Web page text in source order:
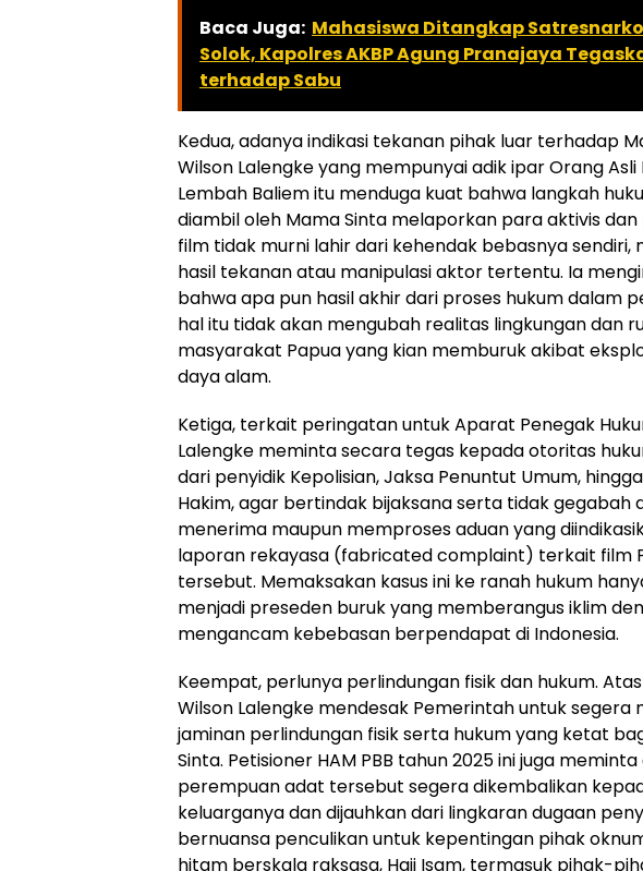
Baca Juga: Mahasiswa Ditangkap
Solok, Kapolres AKBP Agung Pranajaya
terhadap Sabu
Kedua, adanya indikasi tekanan pihak luar terhadap
Wilson Lalengke yang mempunyai adik ipar Orang Asli
Lembah Baliem itu menduga kuat bahwa langkah
diambil oleh Mama Sinta melaporkan para aktivis
film tidak murni lahir dari kehendak bebasnya sendiri,
hasil tekanan atau manipulasi aktor tertentu. Ia
bahwa apa pun hasil akhir dari proses hukum dalam
hal itu tidak akan mengubah realitas lingkungan dan
masyarakat Papua yang kian memburuk akibat
daya alam.
Ketiga, terkait peringatan untuk Aparat Penegak
Lalengke meminta secara tegas kepada otoritas
dari penyidik Kepolisian, Jaksa Penuntut Umum,
Hakim, agar bertindak bijaksana serta tidak gegabah
menerima maupun memproses aduan yang
laporan rekayasa (fabricated complaint) terkait film
tersebut. Memaksakan kasus ini ke ranah hukum
menjadi preseden buruk yang memberangus iklim
mengancam kebebasan berpendapat di Indonesia.
Keempat, perlunya perlindungan fisik dan hukum.
Wilson Lalengke mendesak Pemerintah untuk segera
jaminan perlindungan fisik serta hukum yang ketat
Sinta. Petisioner HAM PBB tahun 2025 ini juga
perempuan adat tersebut segera dikembalikan
keluarganya dan dijauhkan dari lingkaran dugaan
bernuansa penculikan untuk kepentingan pihak
hitam berskala raksasa, Haji Isam, termasuk pihak-